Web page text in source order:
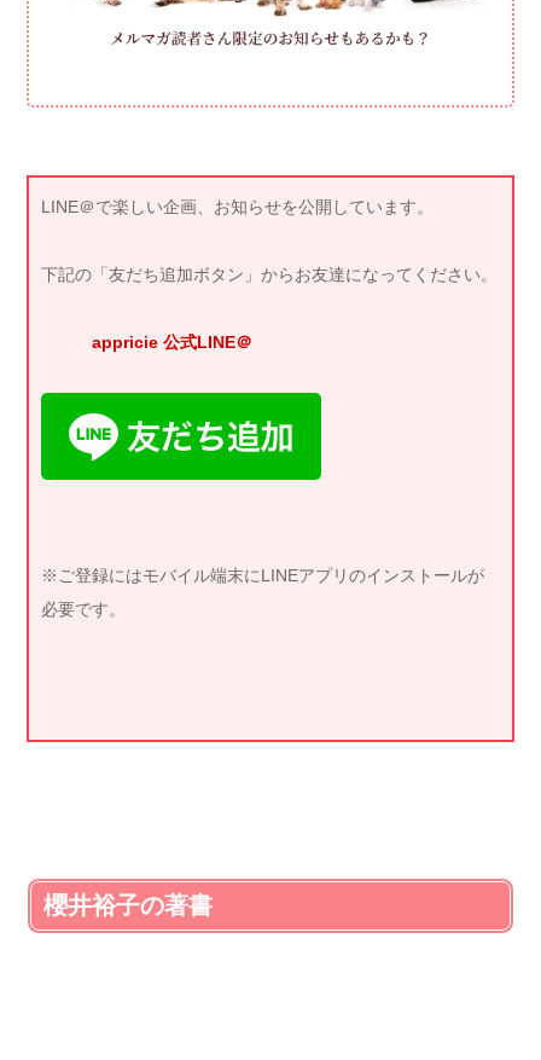
LINE＠で楽しい企画、お知らせを公開しています。
下記の「友だち追加ボタン」からお友達になってください。
appricie 公式LINE＠
※ご登録にはモバイル端末にLINEアプリのインストールが
必要です。
櫻井裕子の著書